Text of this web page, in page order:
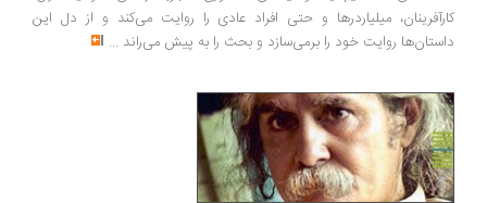
میلیاردرها و حتی افراد عادی را روایت می‌کند و از دل این
روایت خود را برمی‌سازد و بحث را به پیش می‌راند ...